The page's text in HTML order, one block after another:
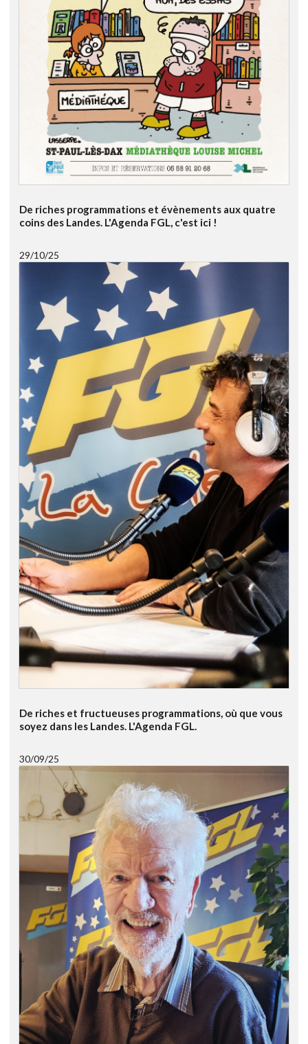
De riches programmations et évènements aux quatre
coins des Landes. L'Agenda FGL, c'est ici !
29/10/25
De riches et fructueuses programmations, où que vous
soyez dans les Landes. L'Agenda FGL.
30/09/25